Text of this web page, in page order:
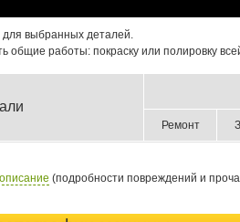
выбранных деталей.
общие работы: покраску или полировку
Ремонт
(подробности повреждений и